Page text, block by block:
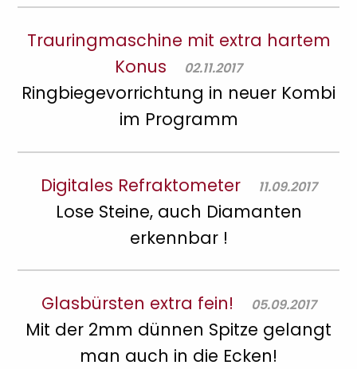
Trauringmaschine mit extra hartem
Konus
02.11.2017
Ringbiegevorrichtung in neuer Kombi
im Programm
Digitales Refraktometer 11.09.2017
Lose Steine, auch Diamanten
erkennbar !
Glasbürsten extra fein! 05.09.2017
Mit der 2mm dünnen Spitze gelangt
man auch in die Ecken!